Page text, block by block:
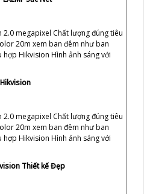
2.0 megapixel Chất lượng đúng tiêu
20m xem ban đêm như ban
Hikvision Hình ảnh sáng với
2.0 megapixel Chất lượng đúng tiêu
20m xem ban đêm như ban
Hikvision Hình ảnh sáng với
Thiết kế Đẹp